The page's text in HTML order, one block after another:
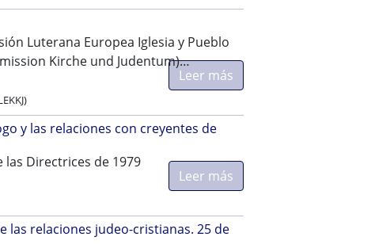
Luterana Europea Iglesia y Pueblo
Kirche und Judentum)…
Leer más
y las relaciones con creyentes de
las Directrices de 1979
Leer más
las relaciones judeo-cristianas. 25 de